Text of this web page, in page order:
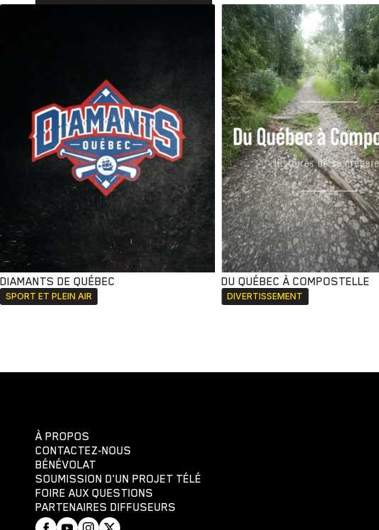
Histoires Pêche
DIAMANTS DE QUÉBEC
SPORT ET PLEIN AIR
DU QUÉBEC À COMPOSTELLE
DIVERTISSEMENT
À PROPOS
CONTACTEZ-NOUS
BÉNÉVOLAT
SOUMISSION D'UN PROJET TÉLÉ
FOIRE AUX QUESTIONS
PARTENAIRES DIFFUSEURS